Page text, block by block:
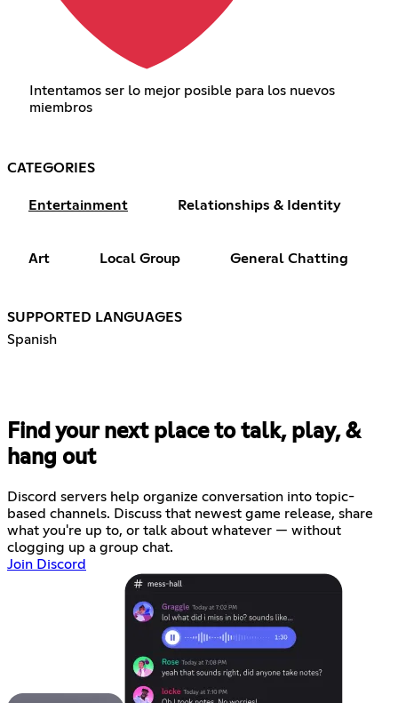
Intentamos ser lo mejor posible para los nuevos
miembros
CATEGORIES
Entertainment Relationships & Identity
Art Local Group General Chatting
SUPPORTED LANGUAGES
Spanish
Find your next place to talk, play, &
hang out
Discord servers help organize conversation into topic-
based channels. Discuss that newest game release, share
what you're up to, or talk about whatever — without
clogging up a group chat.
Join Discord